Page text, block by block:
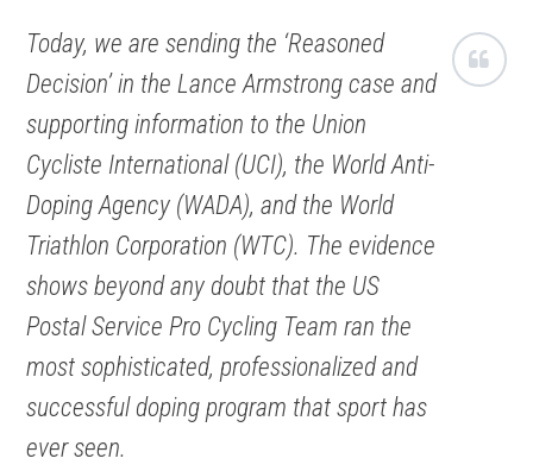
Today, we are sending the ‘Reasoned
Decision’ in the Lance Armstrong case and
supporting information to the Union
Cycliste International (UCI), the World Anti-
Doping Agency (WADA), and the World
Triathlon Corporation (WTC). The evidence
shows beyond any doubt that the US
Postal Service Pro Cycling Team ran the
most sophisticated, professionalized and
successful doping program that sport has
ever seen.